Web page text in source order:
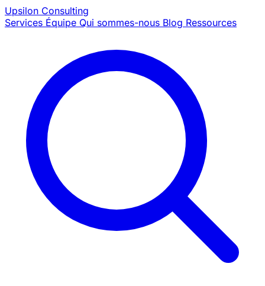
Upsilon Consulting
Services Équipe Qui sommes-nous Blog Ressources